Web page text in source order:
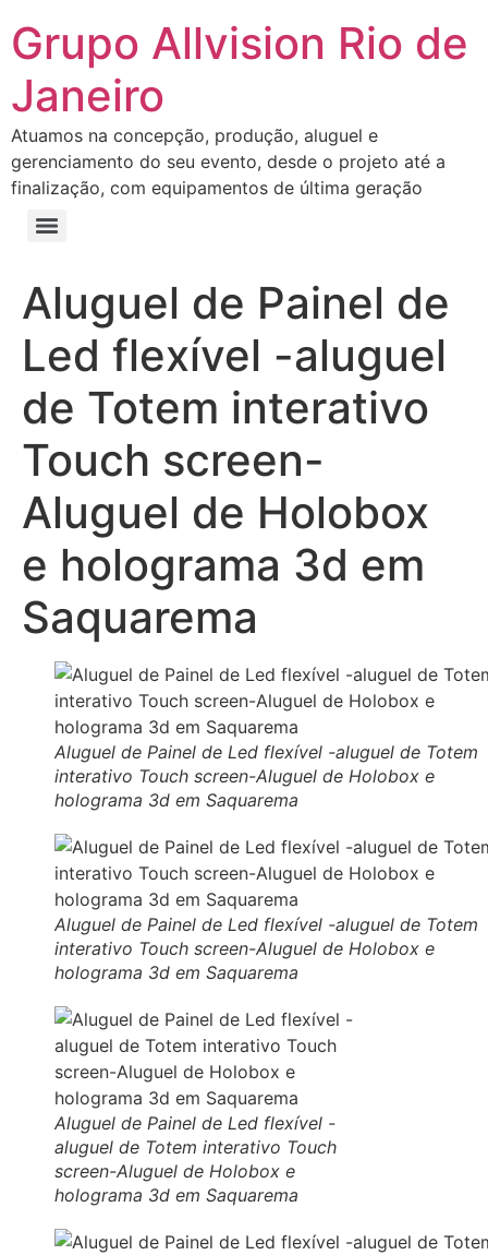
Grupo Allvision Rio de
Janeiro
Atuamos na concepção, produção, aluguel e
gerenciamento do seu evento, desde o projeto até a
finalização, com equipamentos de última geração
Aluguel de Painel de
Led flexível -aluguel
de Totem interativo
Touch screen-
Aluguel de Holobox
e holograma 3d em
Saquarema
Aluguel de Painel de Led flexível -aluguel de Totem
interativo Touch screen-Aluguel de Holobox e
holograma 3d em Saquarema
Aluguel de Painel de Led flexível -aluguel de Totem
interativo Touch screen-Aluguel de Holobox e
holograma 3d em Saquarema
Aluguel de Painel de Led flexível -
aluguel de Totem interativo Touch
screen-Aluguel de Holobox e
holograma 3d em Saquarema